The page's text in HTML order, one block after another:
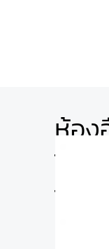
ห้อง
ใน
โคร